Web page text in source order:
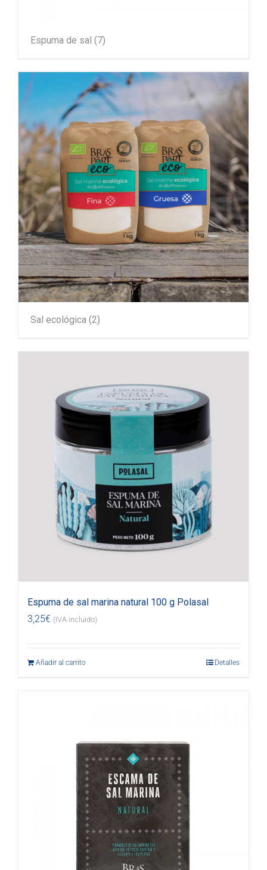
Espuma de sal (7)
Sal ecológica (2)
Espuma de sal marina natural 100 g Polasal
3,25€ (IVA incluido)
Añadir al carrito Detalles